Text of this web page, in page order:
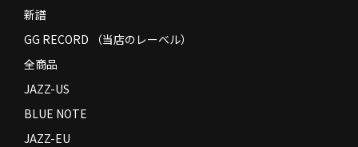
新譜
GG RECORD （当店のレーベル）
全商品
JAZZ-US
BLUE NOTE
JAZZ-EU